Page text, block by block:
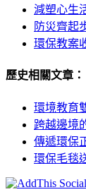
減塑心生
防災齊起
環保教案
歷史相關文章：
環境教育
跨越邊境
傳遞環保
環保毛毯